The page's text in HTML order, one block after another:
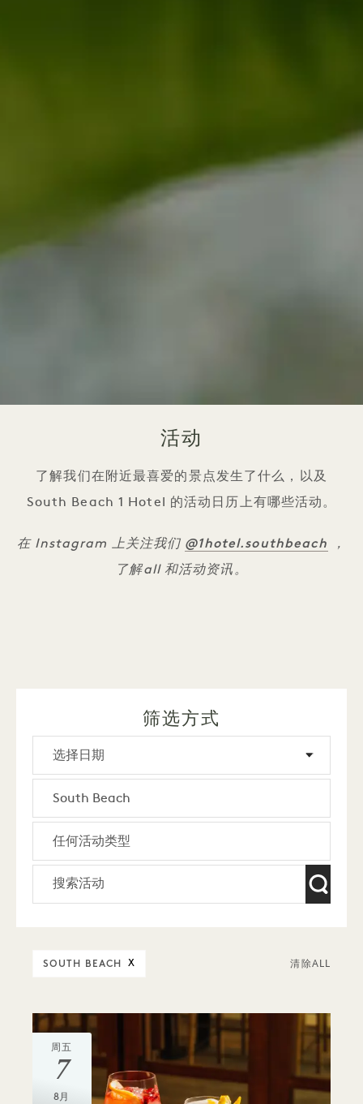
活动
了解我们在附近最喜爱的景点发生了什么，以及
South Beach 1 Hotel 的活动日历上有哪些活动。
在 Instagram 上关注我们 @1hotel.southbeach ，
了解all 和活动资讯。
筛选方式
SOUTH BEACH X 清除ALL
周五
7
8月